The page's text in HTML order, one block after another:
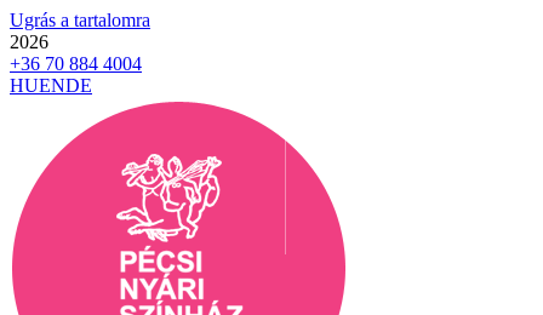
Ugrás a tartalomra
2026
+36 70 884 4004
HUENDE